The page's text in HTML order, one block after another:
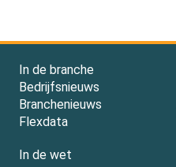
In de branche
Bedrijfsnieuws
Branchenieuws
Flexdata
In de wet